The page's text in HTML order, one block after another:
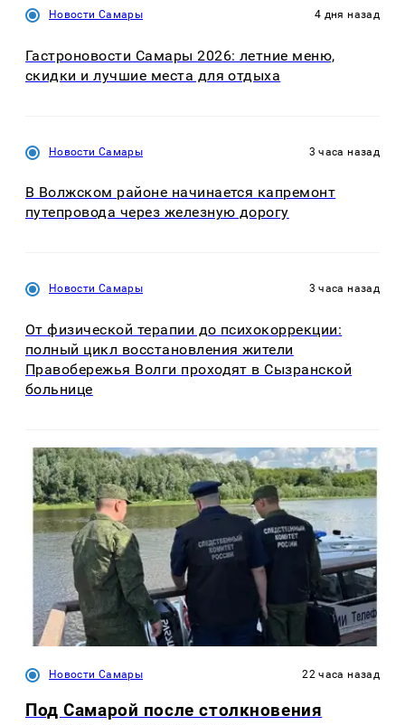
Новости Самары 4 дня назад
Гастроновости Самары 2026: летние меню,
скидки и лучшие места для отдыха
Новости Самары 3 часа назад
В Волжском районе начинается капремонт
путепровода через железную дорогу
Новости Самары 3 часа назад
От физической терапии до психокоррекции:
полный цикл восстановления жители
Правобережья Волги проходят в Сызранской
больнице
Новости Самары 22 часа назад
Под Самарой после столкновения